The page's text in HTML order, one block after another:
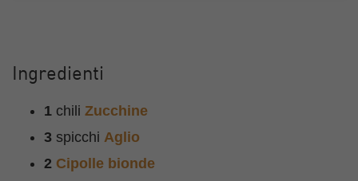
Ingredienti
1 chili Zucchine
3 spicchi Aglio
2 Cipolle bionde